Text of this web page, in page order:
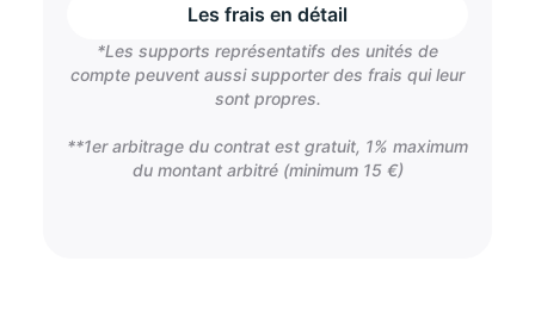
Les frais en détail
*Les supports représentatifs des unités de
compte peuvent aussi supporter des frais qui leur
sont propres.
**1er arbitrage du contrat est gratuit, 1% maximum
du montant arbitré (minimum 15 €)